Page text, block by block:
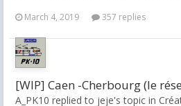
March 4, 2019
357 replies
[WIP] Caen -Cherbourg (le
A_PK10 replied to jeje's topic in